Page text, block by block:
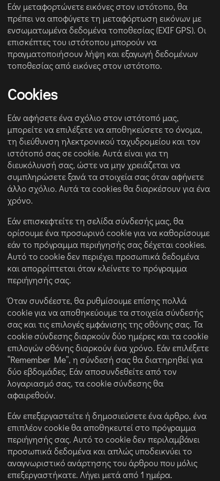
Εάν μεταφορτώνετε εικόνες στον ιστότοπο, θα
πρέπει να αποφύγετε τη μεταφόρτωση εικόνων με
ενσωματωμένα δεδομένα τοποθεσίας (EXIF GPS). Οι
επισκέπτες του ιστότοπου μπορούν να
πραγματοποιήσουν λήψη και εξαγωγή δεδομένων
τοποθεσίας από εικόνες στον ιστότοπο.
Cookies
Εάν αφήσετε ένα σχόλιο στον ιστότοπό μας,
μπορείτε να επιλέξετε να αποθηκεύσετε το όνομα,
τη διεύθυνση ηλεκτρονικού ταχυδρομείου και τον
ιστότοπό σας σε cookie. Αυτά είναι για τη
διευκόλυνσή σας, ώστε να μην χρειάζεται να
συμπληρώσετε ξανά τα στοιχεία σας όταν αφήνετε
άλλο σχόλιο. Αυτά τα cookies θα διαρκέσουν για ένα
χρόνο.
Εάν επισκεφτείτε τη σελίδα σύνδεσής μας, θα
ορίσουμε ένα προσωρινό cookie για να καθορίσουμε
εάν το πρόγραμμα περιήγησής σας δέχεται cookies.
Αυτό το cookie δεν περιέχει προσωπικά δεδομένα
και απορρίπτεται όταν κλείνετε το πρόγραμμα
περιήγησής σας.
Όταν συνδέεστε, θα ρυθμίσουμε επίσης πολλά
cookie για να αποθηκεύουμε τα στοιχεία σύνδεσής
σας και τις επιλογές εμφάνισης της οθόνης σας. Τα
cookie σύνδεσης διαρκούν δύο ημέρες και τα cookie
επιλογών οθόνης διαρκούν ένα χρόνο. Εάν επιλέξετε
“Remember Me”, η σύνδεσή σας θα διατηρηθεί για
δύο εβδομάδες. Εάν αποσυνδεθείτε από τον
λογαριασμό σας, τα cookie σύνδεσης θα
αφαιρεθούν.
Εάν επεξεργαστείτε ή δημοσιεύσετε ένα άρθρο, ένα
επιπλέον cookie θα αποθηκευτεί στο πρόγραμμα
περιήγησής σας. Αυτό το cookie δεν περιλαμβάνει
προσωπικά δεδομένα και απλώς υποδεικνύει το
αναγνωριστικό ανάρτησης του άρθρου που μόλις
επεξεργαστήκατε. Λήγει μετά από 1 ημέρα.